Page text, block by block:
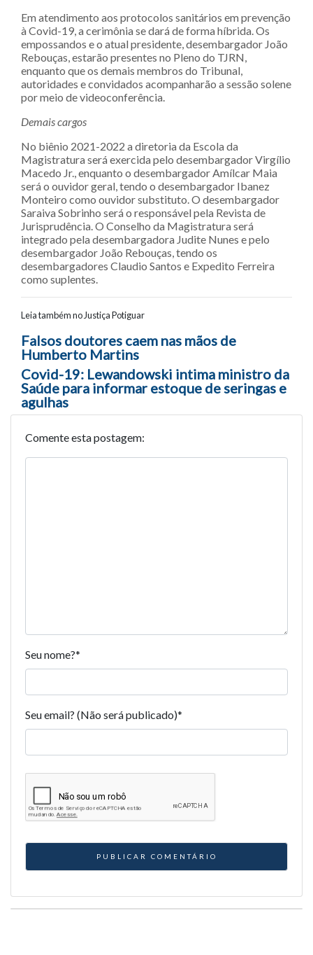
Em atendimento aos protocolos sanitários em prevenção
à Covid-19, a cerimônia se dará de forma híbrida. Os
empossandos e o atual presidente, desembargador João
Rebouças, estarão presentes no Pleno do TJRN,
enquanto que os demais membros do Tribunal,
autoridades e convidados acompanharão a sessão solene
por meio de videoconferência.
Demais cargos
No biênio 2021-2022 a diretoria da Escola da
Magistratura será exercida pelo desembargador Virgílio
Macedo Jr., enquanto o desembargador Amílcar Maia
será o ouvidor geral, tendo o desembargador Ibanez
Monteiro como ouvidor substituto. O desembargador
Saraiva Sobrinho será o responsável pela Revista de
Jurisprudência. O Conselho da Magistratura será
integrado pela desembargadora Judite Nunes e pelo
desembargador João Rebouças, tendo os
desembargadores Claudio Santos e Expedito Ferreira
como suplentes.
Leia também no Justiça Potiguar
Navegação entre posts
Falsos doutores caem nas mãos de
Humberto Martins
Covid-19: Lewandowski intima ministro da
Saúde para informar estoque de seringas e
agulhas
Comente esta postagem:
Seu nome?*
Seu email? (Não será publicado)*